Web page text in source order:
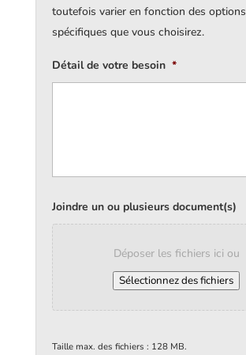
toutefois varier en fonction des options
spécifiques que vous choisirez.
Détail de votre besoin *
Joindre un ou plusieurs document(s)
Déposer les fichiers ici ou
Sélectionnez des fichiers
Taille max. des fichiers : 128 MB.